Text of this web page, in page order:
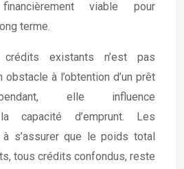
viable pour
terme.
existants n’est pas
obstacle à l’obtention d’un prêt
elle influence
capacité d’emprunt. Les
à s’assurer que le poids total
tous crédits confondus, reste